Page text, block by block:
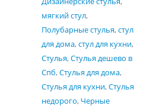
мягкий стул,
Полубарные стулья,стул
для дома,стул для кухни,
Стулья,Стулья дешево в
Спб,Стулья для дома,
Стулья для кухни,Стулья
недорого, Черные